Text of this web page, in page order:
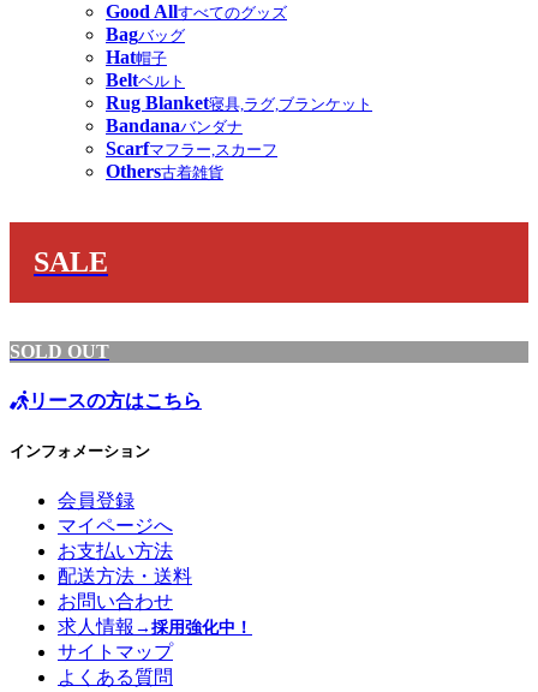
Good Allすべてのグッズ
Bagバッグ
Hat帽子
Beltベルト
Rug Blanket寝具,ラグ,ブランケット
Bandanaバンダナ
Scarfマフラー,スカーフ
Others古着雑貨
SALE
SOLD OUT
リースの方はこちら
インフォメーション
会員登録
マイページへ
お支払い方法
配送方法・送料
お問い合わせ
求人情報 →採用強化中！
サイトマップ
よくある質問